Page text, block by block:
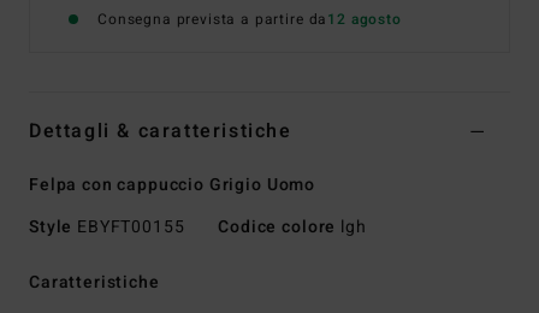
Consegna prevista a partire da12 agosto
Dettagli & caratteristiche
Felpa con cappuccio Grigio Uomo
Style EBYFT00155 Codice colore lgh
Caratteristiche